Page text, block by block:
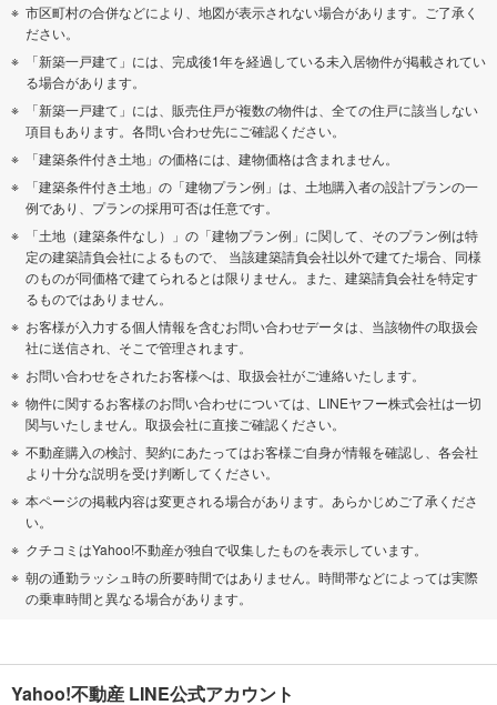
市区町村の合併などにより、地図が表示されない場合があります。ご了承く
ださい。
「新築一戸建て」には、完成後1年を経過している未入居物件が掲載されてい
る場合があります。
「新築一戸建て」には、販売住戸が複数の物件は、全ての住戸に該当しない
項目もあります。各問い合わせ先にご確認ください。
「建築条件付き土地」の価格には、建物価格は含まれません。
「建築条件付き土地」の「建物プラン例」は、土地購入者の設計プランの一
例であり、プランの採用可否は任意です。
「土地（建築条件なし）」の「建物プラン例」に関して、そのプラン例は特
定の建築請負会社によるもので、 当該建築請負会社以外で建てた場合、同様
のものが同価格で建てられるとは限りません。また、建築請負会社を特定す
るものではありません。
お客様が入力する個人情報を含むお問い合わせデータは、当該物件の取扱会
社に送信され、そこで管理されます。
お問い合わせをされたお客様へは、取扱会社がご連絡いたします。
物件に関するお客様のお問い合わせについては、LINEヤフー株式会社は一切
関与いたしません。取扱会社に直接ご確認ください。
不動産購入の検討、契約にあたってはお客様ご自身が情報を確認し、各会社
より十分な説明を受け判断してください。
本ページの掲載内容は変更される場合があります。あらかじめご了承くださ
い。
クチコミはYahoo!不動産が独自で収集したものを表示しています。
朝の通勤ラッシュ時の所要時間ではありません。時間帯などによっては実際
の乗車時間と異なる場合があります。
Yahoo!不動産 LINE公式アカウント